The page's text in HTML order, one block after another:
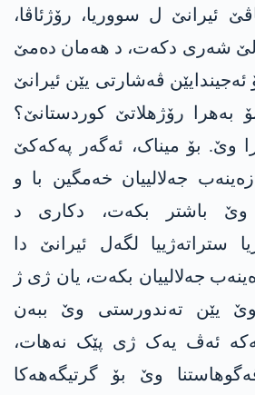
ئیرانێ ل سووریا، رۆژئاڤا،
شەری دکەت، د ھەمان دەمێ
ئەجیندایێن ڤەشارتی یێن ئیرانێ
رۆژھلاتێ کوردستانێ؟
وێ. بۆ میناک، ئەگەر پەکەکێ
جەلالییان خەمگین با و
وێ باشتر بکەت، دکاری د
ستراتەژییا لگەل ئیرانێ دا
جەلالییان بکەت، یان ژی ژ
یێن تەندورستی وێ ببەن
ئەڤ یەک ژی پێک نەھات،
وێ بۆ گرتیگەھەکا